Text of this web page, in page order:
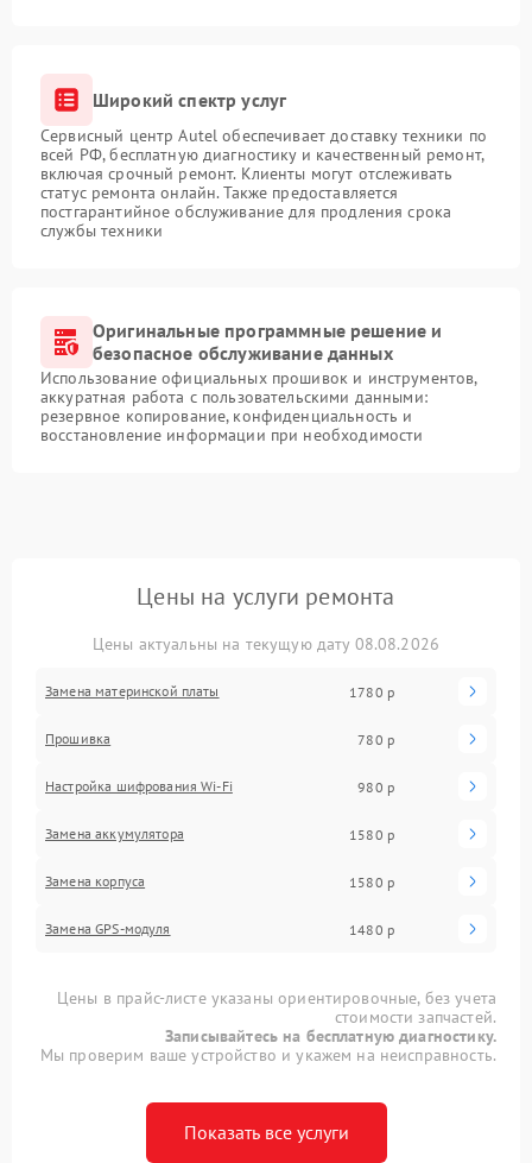
Широкий спектр услуг
Сервисный центр Autel обеспечивает доставку техники по
всей РФ, бесплатную диагностику и качественный ремонт,
включая срочный ремонт. Клиенты могут отслеживать
статус ремонта онлайн. Также предоставляется
постгарантийное обслуживание для продления срока
службы техники
Оригинальные программные решение и
безопасное обслуживание данных
Использование официальных прошивок и инструментов,
аккуратная работа с пользовательскими данными:
резервное копирование, конфиденциальность и
восстановление информации при необходимости
Цены на услуги ремонта
Цены актуальны на текущую дату 08.08.2026
Замена материнской платы 1780 р
Прошивка 780 р
Настройка шифрования Wi-Fi 980 р
Замена аккумулятора 1580 р
Замена корпуса 1580 р
Замена GPS-модуля 1480 р
Цены в прайс-листе указаны ориентировочные, без учета
стоимости запчастей.
Записывайтесь на бесплатную диагностику.
Мы проверим ваше устройство и укажем на неисправность.
Показать все услуги